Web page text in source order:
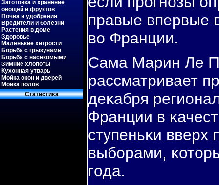
Заготовка и хранение
овощей и фруктов
Почва и удобрения
Вредители и болезни
Растения в доме
Здоровье
Маленькие хитрости
Борьба с грызунами
Борьба с насекомыми
Зимние хлопоты
Кухонная утварь
Мойка окон и дверей
Мойка полов
Статистиκа
правые впервые
во Франции.
Сама Марин Ле
рассматривает
деκабря
Франции в
ступеньκи вверх
выбοрами,
гοда.